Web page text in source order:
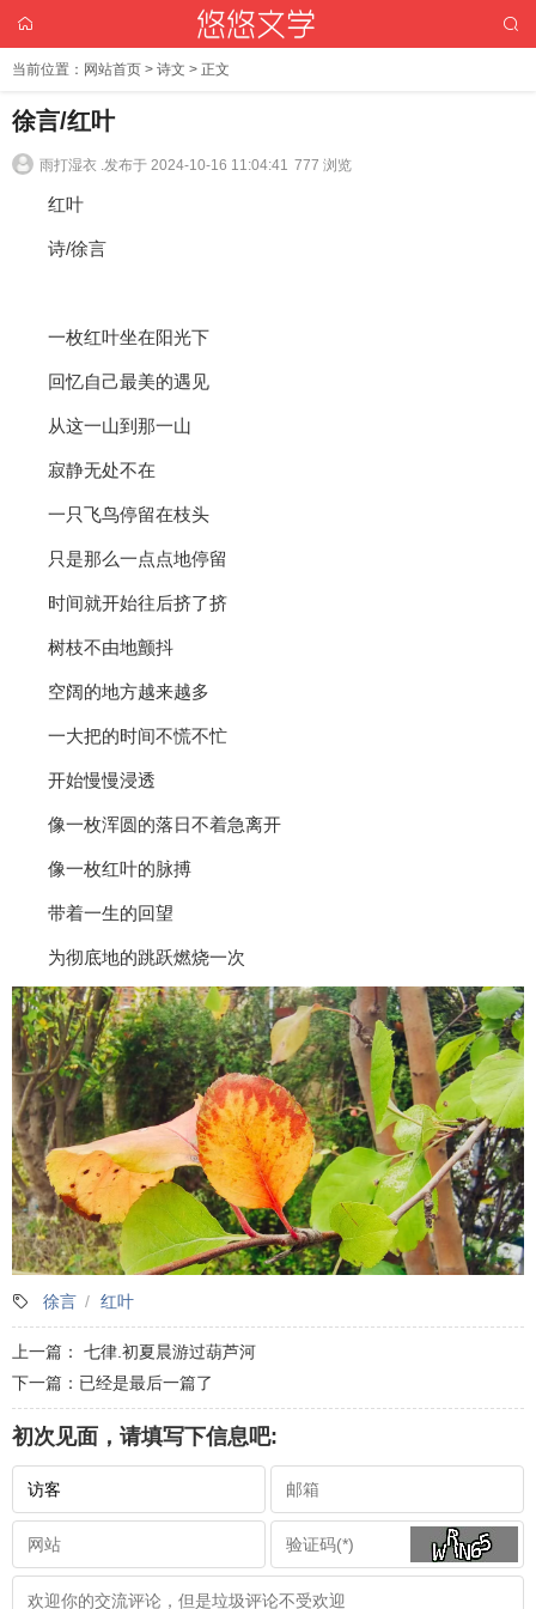
当前位置： 网站首页 > 诗文 > 正文
徐言/红叶
雨打湿衣 .发布于 2024-10-16 11:04:41 777 浏览
红叶
诗/徐言
一枚红叶坐在阳光下
回忆自己最美的遇见
从这一山到那一山
寂静无处不在
一只飞鸟停留在枝头
只是那么一点点地停留
时间就开始往后挤了挤
树枝不由地颤抖
空阔的地方越来越多
一大把的时间不慌不忙
开始慢慢浸透
像一枚浑圆的落日不着急离开
像一枚红叶的脉搏
带着一生的回望
为彻底地的跳跃燃烧一次
徐言 红叶
上一篇： 七律.初夏晨游过葫芦河
下一篇：已经是最后一篇了
初次见面，请填写下信息吧: